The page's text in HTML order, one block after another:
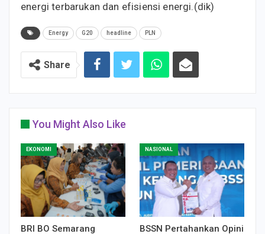
energi terbarukan dan efisiensi energi.(dik)
Energy G20 headline PLN
Share
You Might Also Like
EKONOMI
BRI BO Semarang
NASIONAL
BSSN Pertahankan Opini